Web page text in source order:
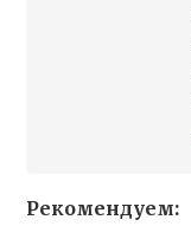
Рекомендуем: